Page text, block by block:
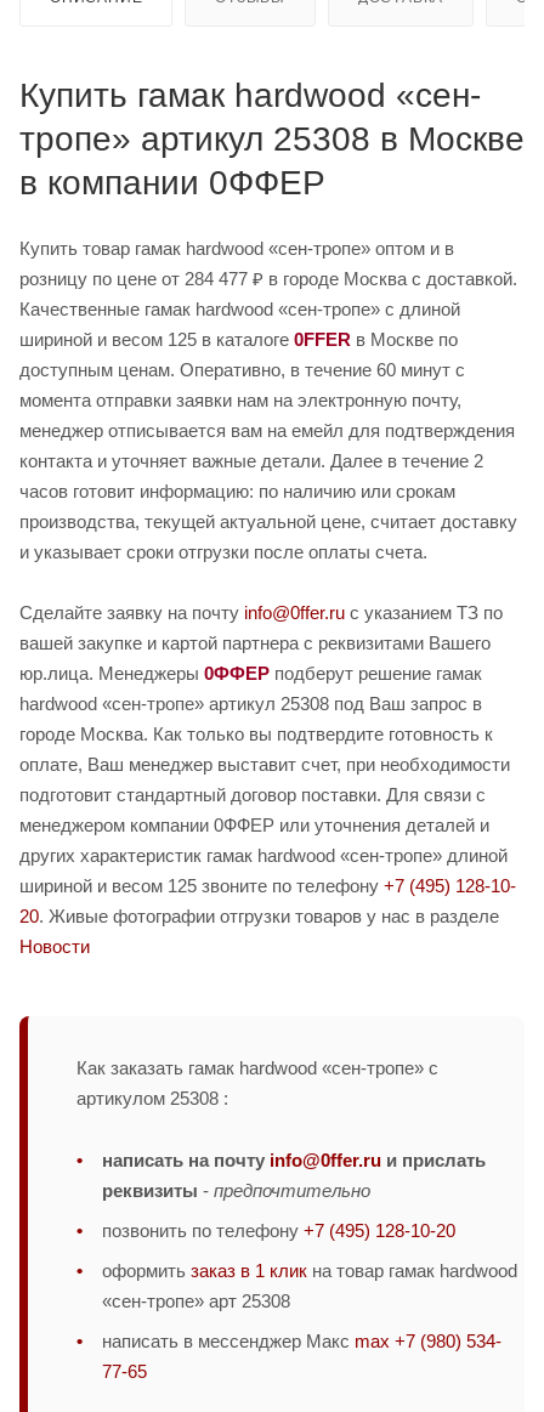
Купить гамак hardwood «сен-
тропе» артикул 25308 в Москве
в компании 0ФФЕР
Купить товар гамак hardwood «сен-тропе» оптом и в
розницу по цене от 284 477 ₽ в городе Москва с доставкой.
Качественные гамак hardwood «сен-тропе» с длиной
шириной и весом 125 в каталоге 0FFER в Москве по
доступным ценам. Оперативно, в течение 60 минут с
момента отправки заявки нам на электронную почту,
менеджер отписывается вам на емейл для подтверждения
контакта и уточняет важные детали. Далее в течение 2
часов готовит информацию: по наличию или срокам
производства, текущей актуальной цене, считает доставку
и указывает сроки отгрузки после оплаты счета.
Сделайте заявку на почту info@0ffer.ru с указанием ТЗ по
вашей закупке и картой партнера с реквизитами Вашего
юр.лица. Менеджеры 0ФФЕР подберут решение гамак
hardwood «сен-тропе» артикул 25308 под Ваш запрос в
городе Москва. Как только вы подтвердите готовность к
оплате, Ваш менеджер выставит счет, при необходимости
подготовит стандартный договор поставки. Для связи с
менеджером компании 0ФФЕР или уточнения деталей и
других характеристик гамак hardwood «сен-тропе» длиной
шириной и весом 125 звоните по телефону +7 (495) 128-10-
20. Живые фотографии отгрузки товаров у нас в разделе
Новости
Как заказать гамак hardwood «сен-тропе» с
артикулом 25308 :
написать на почту info@0ffer.ru и прислать
реквизиты - предпочтительно
позвонить по телефону +7 (495) 128-10-20
оформить заказ в 1 клик на товар гамак hardwood
«сен-тропе» арт 25308
написать в мессенджер Макс max +7 (980) 534-
77-65